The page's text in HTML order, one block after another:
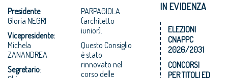
Presidente:
Gloria NEGRI
Vicepresidente:
Michela
ZANANDREA
Segretario:
PARPAGIOLA
(architetto
iunior).
Questo Consiglio
è stato
rinnovato nel
corso delle
IN EVIDENZA
ELEZIONI
CNAPPC
2026/2031
CONCORSI
PER TITOLI ED